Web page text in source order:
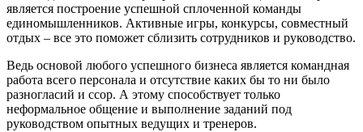
является построение успешной сплоченной команды
единомышленников. Активные игры, конкурсы, совместный
отдых – все это поможет сблизить сотрудников и руководство.
Ведь основой любого успешного бизнеса является командная
работа всего персонала и отсутствие каких бы то ни было
разногласий и ссор. А этому способствует только
неформальное общение и выполнение заданий под
руководством опытных ведущих и тренеров.